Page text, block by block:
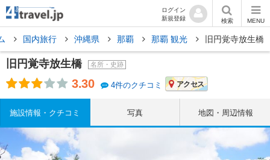
ログイン
新規登録
検索 MENU
国内旅行 沖縄県 那覇 那覇 観光 旧円覚寺放生橋
旧円覚寺放生橋 名所・史跡
3.30 4件のクチコミ アクセス
施設情報・クチコミ 写真 地図・周辺情報